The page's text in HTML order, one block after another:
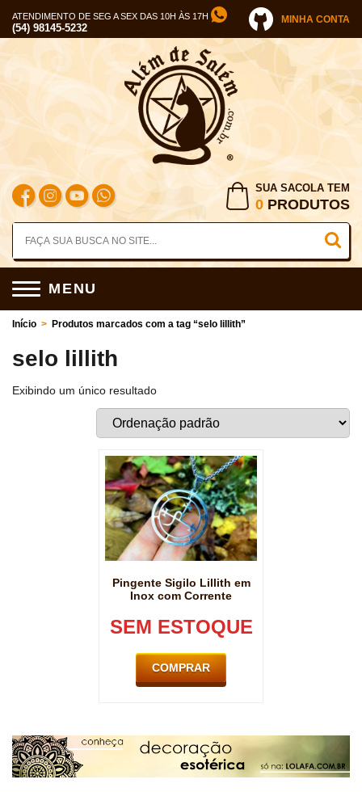
ATENDIMENTO DE SEG A SEX DAS 10H ÀS 17H
(54) 98145-5232
MINHA CONTA
SUA SACOLA TEM
0 PRODUTOS
MENU
Início > Produtos marcados com a tag “selo lillith”
selo lillith
Exibindo um único resultado
Pingente Sigilo Lillith em
Inox com Corrente
SEM ESTOQUE
COMPRAR